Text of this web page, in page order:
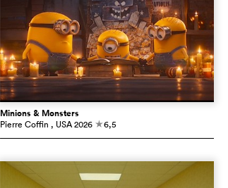
Minions & Monsters
Pierre Coffin , USA 2026 c6,5